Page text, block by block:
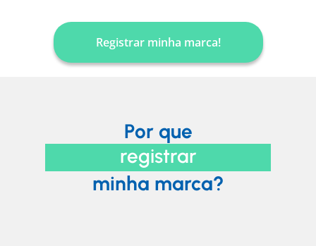
Registrar minha marca!
Por que
registrar
minha marca?